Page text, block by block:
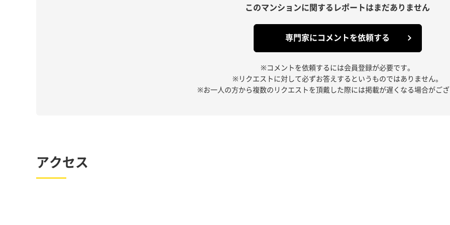
このマンションに関する レポートはまだありません
専門家にコメントを依頼する
※コメントを依頼するには会員登録が必要です。
※リクエストに対して必ずお答えするというものではありません。
※お一人の方から複数のリクエストを頂戴した際には掲載が遅くなる場合がご
アクセス